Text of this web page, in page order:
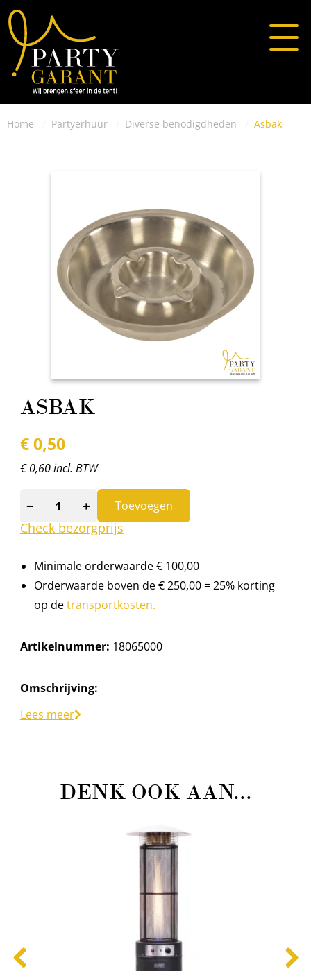
Home Partyerhuur Diverse benodigdheden Asbak
ASBAK
€0,50
€ 0,60 incl. BTW
− + Toevoegen
Check bezorgprijs
Minimale orderwaarde € 100,00
Orderwaarde boven de € 250,00 = 25% korting
op detransportkosten.
Artikelnummer: 18065000
Omschrijving:
Asbak RVS
Lees meer
DENK OOK AAN...